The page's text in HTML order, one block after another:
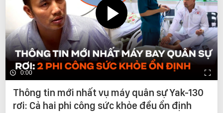
0:00
Thông tin mới nhất vụ máy quân sự Yak-130
rơi: Cả hai phi công sức khỏe đều ổn định